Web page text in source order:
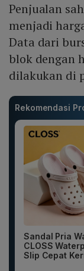
Penjualan
menjadi
Data dari
blok dengan
dilakukan di
Rekomendasi
Sandal Pria
CLOSS
Slip Cepat